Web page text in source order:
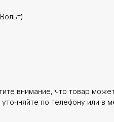
внимание, что товар
по телефону или в